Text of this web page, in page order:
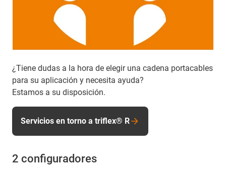
¿Tiene dudas a la hora de elegir una cadena portacables
para su aplicación y necesita ayuda?
Estamos a su disposición.
Servicios en torno a triflex® R
2 configuradores